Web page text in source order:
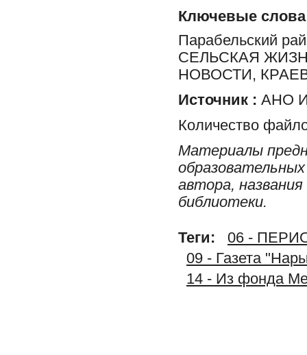
Ключевые слова
Парабельский
СЕЛЬСКАЯ
НОВОСТИ,
Источник : АНО
Количество
Материалы
автора,
библиотеки.
Теги:
06 -
09 - Газета
14 - Из фонда